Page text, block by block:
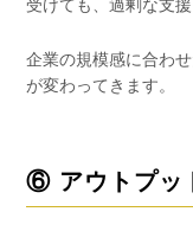
企業の規模感に合わ
が変わってきます。
⑥ アウトプッ